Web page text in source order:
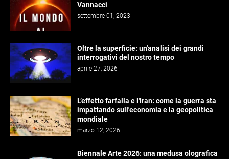
Vannacci
settembre 01, 2023
Oltre la superficie: un'analisi dei grandi
interrogativi del nostro tempo
aprile 27, 2026
L’effetto farfalla e l'Iran: come la guerra sta
impattando sull'economia e la geopolitica
mondiale
marzo 12, 2026
Biennale Arte 2026: una medusa olografica